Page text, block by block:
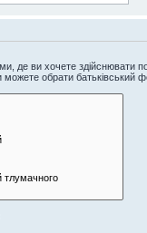
де ви хочете здійснювати
обрати батьківський